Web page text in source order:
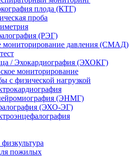
плода (КТГ)
проба
(РЭГ)
мониторирование давления (СМАД)
/ Эхокардиография (ЭХОКГ)
мониторирование
с физической нагрузкой
(ЭНМГ)
(ЭХО-ЭГ)
пожилых